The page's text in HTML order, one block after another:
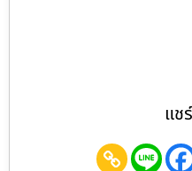
แช